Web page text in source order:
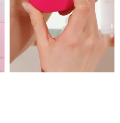
預計送達日期 8/12/26
預計送達日期 8/11/26
8/11/26